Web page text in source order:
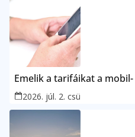
Emelik a tarifáikat a
2026. júl. 2. csü